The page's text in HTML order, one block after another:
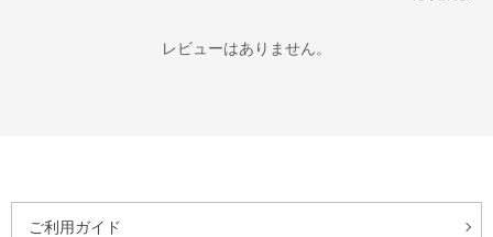
レビューはありません。
ご利用ガイド